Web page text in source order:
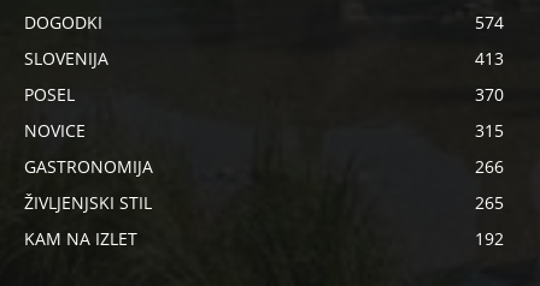
DOGODKI
574
SLOVENIJA
413
POSEL
370
NOVICE
315
GASTRONOMIJA
266
ŽIVLJENJSKI STIL
265
KAM NA IZLET
192